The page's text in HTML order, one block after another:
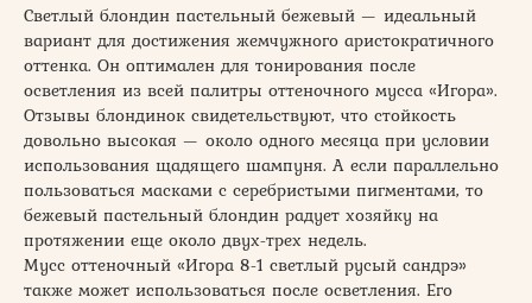
Светлый блондин пастельный бежевый — идеальный
вариант для достижения жемчужного аристократичного
оттенка. Он оптимален для тонирования после
осветления из всей палитры оттеночного мусса «Игора».
Отзывы блондинок свидетельствуют, что стойкость
довольно высокая — около одного месяца при условии
использования щадящего шампуня. А если параллельно
пользоваться масками с серебристыми пигментами, то
бежевый пастельный блондин радует хозяйку на
протяжении еще около двух-трех недель.
Мусс оттеночный «Игора 8-1 светлый русый сандрэ»
также может использоваться после осветления. Его